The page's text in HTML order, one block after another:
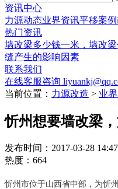
资讯中心
力源动态业界资讯平移案例
热门资讯
墙改梁多少钱一米，墙改
缝产生的影响因素
联系我们
在线客服咨询
当前位置： 力源改造 > 业
忻州想要墙改梁
发布时间：2017-03-28
热度：664
忻州市位于山西省中部，为忻